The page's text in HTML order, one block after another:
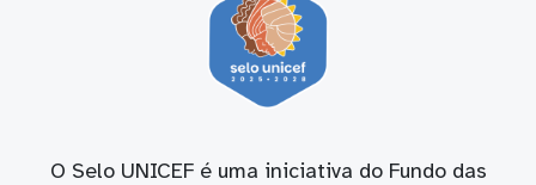
O Selo UNICEF é uma iniciativa do Fundo das